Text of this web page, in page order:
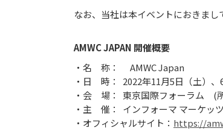
なお、当社は本イベントにおきまし
AMWC JAPAN 開催概要
・名 称： AMWC Japan
・日 時： 2022年11月5日（土）、
・会 場： 東京国際フォーラム (
・主 催： インフォーマ マーケッ
・オフィシャルサイト： https://